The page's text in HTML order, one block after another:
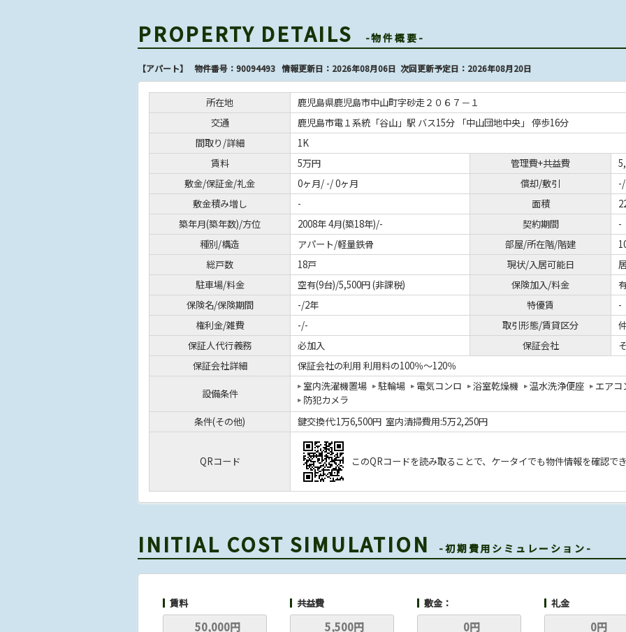
PROPERTY DETAILS -物件概要-
【アパート】 物件番号：90094493 情報更新日：2026年08月06日 次回更新予定日：2026年08月20日
所在地
鹿児島県鹿児島市中山町字砂走２０６７－１
交通
鹿児島市電１系統「谷山」駅 バス15分 「中山団地中央」 停歩16分
間取り/詳細
1K
賃料
5万円 管理費+共益費
敷金/保証金/礼金
0ヶ月/ -/ 0ヶ月 償却/敷引
敷金積み増し
- 面積
築年月(築年数)/方位
2008年 4月(築18年)/- 契約期間
-
種別/構造
アパート/軽量鉄骨 部屋/所在階/階建
総戸数
18戸 現状/入居可能日
駐車場/料金
空有(9台)/5,500円 (非課税) 保険加入/料金
保険名/保険期間
-/2年 特優賃
-
権利金/雑費
-/- 取引形態/賃貸区分
保証人代行義務
必加入 保証会社
保証会社詳細
保証会社の利用 利用料の100％～120％
設備条件
室内洗濯機置場 駐輪場 電気コンロ 浴室乾燥機 温水洗浄便座
エアコ
防犯カメラ
条件(その他)
鍵交換代:1万6,500円 室内清掃費用:5万2,250円
QRコード このQRコードを読み取ることで、ケータイでも物件情報を確認で
INITIAL COST SIMULATION -初期費用シミュレーション-
賃料 共益費 敷金： 礼金